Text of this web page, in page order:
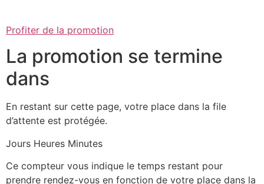
Profiter de la promotion
La promotion se termine
dans
En restant sur cette page, votre place dans la file
d’attente est protégée.
Jours Heures Minutes
Ce compteur vous indique le temps restant pour
prendre rendez-vous en fonction de votre place dans la